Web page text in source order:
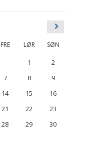
FRE LØR SØN
1
2
7 8
9
14 15
16
21 22
23
28 29
30